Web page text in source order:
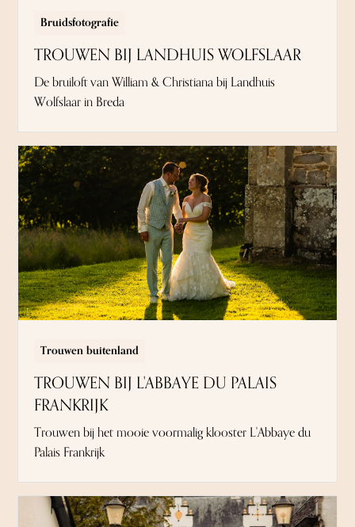
Bruidsfotografie
TROUWEN BIJ LANDHUIS WOLFSLAAR
De bruiloft van William & Christiana bij Landhuis
Wolfslaar in Breda
Trouwen buitenland
TROUWEN BIJ L'ABBAYE DU PALAIS
FRANKRIJK
Trouwen bij het mooie voormalig klooster L'Abbaye du
Palais Frankrijk